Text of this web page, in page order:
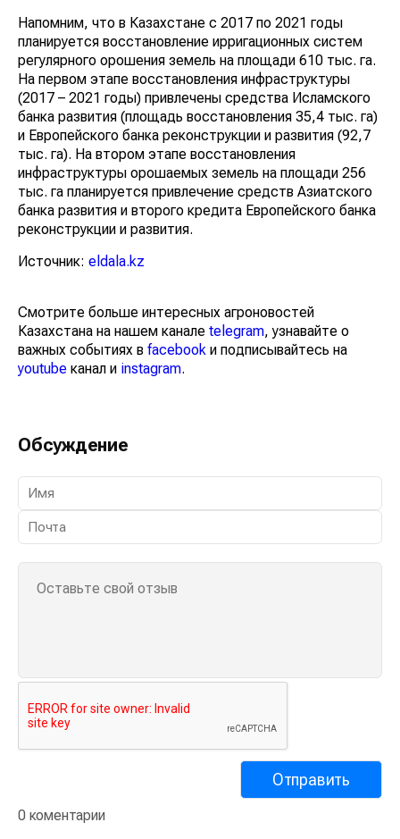
Напомним, что в Казахстане с 2017 по 2021 годы
планируется восстановление ирригационных систем
регулярного орошения земель на площади 610 тыс. га.
На первом этапе восстановления инфраструктуры
(2017 – 2021 годы) привлечены средства Исламского
банка развития (площадь восстановления 35,4 тыс. га)
и Европейского банка реконструкции и развития (92,7
тыс. га). На втором этапе восстановления
инфраструктуры орошаемых земель на площади 256
тыс. га планируется привлечение средств Азиатского
банка развития и второго кредита Европейского банка
реконструкции и развития.
Источник: eldala.kz
Смотрите больше интересных агроновостей
Казахстана на нашем канале telegram, узнавайте о
важных событиях в facebook и подписывайтесь на
youtube канал и instagram.
Обсуждение
0 коментарии